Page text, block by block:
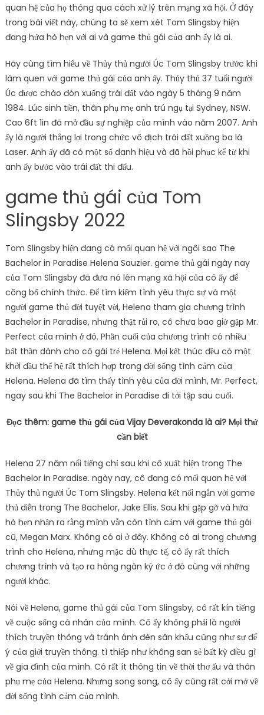
quan hệ của họ thông qua cách xử lý trên mạng xã hội. Ở đây
trong bài viết này, chúng ta sẽ xem xét Tom Slingsby hiện
đang hứa hò hẹn với ai và game thủ gái của anh ấy là ai.
Hãy cùng tìm hiểu về Thủy thủ người Úc Tom Slingsby trước khi
làm quen với game thủ gái của anh ấy. Thủy thủ 37 tuổi người
Úc được chào đón xuống trái đất vào ngày 5 tháng 9 năm
1984. Lúc sinh tiền, thân phụ mẹ anh trú ngụ tại Sydney, NSW.
Cao 6ft 1in đã mở đầu sự nghiệp của mình vào năm 2007. Anh
ấy là người thắng lợi trong chức vô địch trái đất xuồng ba lá
Laser. Anh ấy đã có một số danh hiệu và đã hồi phục kể từ khi
anh ấy bước vào trái đất thi đấu.
game thủ gái của Tom
Slingsby 2022
Tom Slingsby hiện đang có mối quan hệ với ngôi sao The
Bachelor in Paradise Helena Sauzier. game thủ gái ngày nay
của Tom Slingsby đã đưa nó lên mạng xã hội của cô ấy để
công bố chính thức. Để tìm kiếm tình yêu thực sự và một
người game thủ đời tuyệt vời, Helena tham gia chương trình
Bachelor in Paradise, nhưng thật rủi ro, cô chưa bao giờ gặp Mr.
Perfect của mình ở đó. Phần cuối của chương trình có nhiều
bất thần dành cho cô gái trẻ Helena. Mọi kết thúc đều có một
khởi đầu thế hệ rất thích hợp trong đời sống tình cảm của
Helena. Helena đã tìm thấy tình yêu của đời mình, Mr. Perfect,
ngay sau khi The Bachelor in Paradise đi tới tập sau cuối.
Đọc thêm: game thủ gái của Vijay Deverakonda là ai? Mọi thứ
cần biết
Helena 27 năm nổi tiếng chỉ sau khi cô xuất hiện trong The
Bachelor in Paradise. ngày nay, cô đang có mối quan hệ với
Thủy thủ người Úc Tom Slingsby. Helena kết nối ngắn với game
thủ diễn trong The Bachelor, Jake Ellis. Sau khi gặp gỡ và hứa
hò hẹn nhận ra rằng mình vẫn còn tình cảm với game thủ gái
cũ, Megan Marx. Không có ai ở đây. Không có ai trong chương
trình cho Helena, nhưng mặc dù thực tế, cô ấy rất thích
chương trình và tạo ra hàng ngàn ký ức ở đó cùng với những
người khác.
Nói về Helena, game thủ gái của Tom Slingsby, cô rất kín tiếng
về cuộc sống cá nhân của mình. Cô ấy không phải là người
thích truyền thông và tránh ánh đèn sân khấu cũng như sự để
ý của giới truyền thông. tì thiếp như không san sẻ bất kỳ điều gì
về gia đình của mình. Có rất ít thông tin về thời thơ ấu và thân
phụ mẹ của Helena. Nhưng song song, cô ấy cũng rất cởi mở về
đời sống tình cảm của mình.